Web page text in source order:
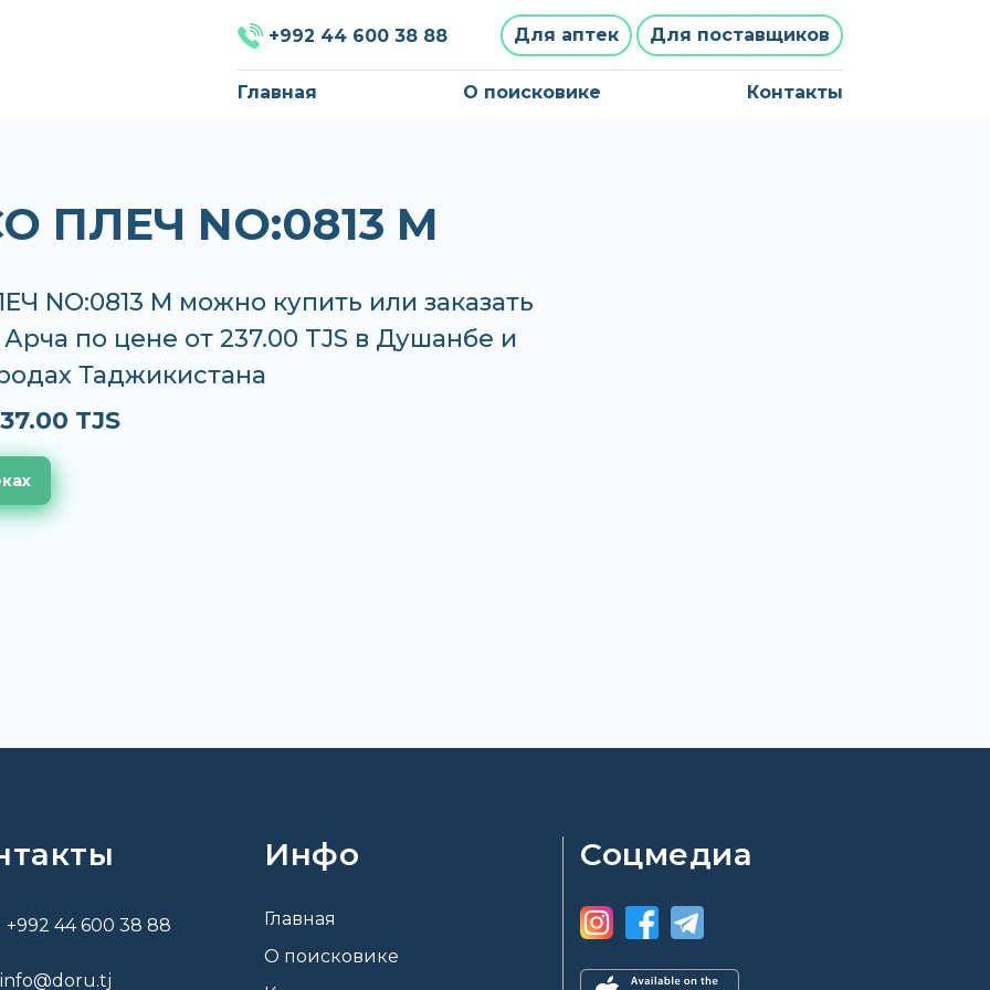
+992 44 600 38 88 Для аптек Для поставщиков
Главная О поисковике Контакты
ПЛЕЧ NO:0813 M
NO:0813 M можно купить или заказать
Арча по цене от 237.00 TJS в Душанбе и
Таджикистана
TJS
+992 44 600 38 88
info@doru.tj
Инфо
Главная
О поисковике
Соцмедиа